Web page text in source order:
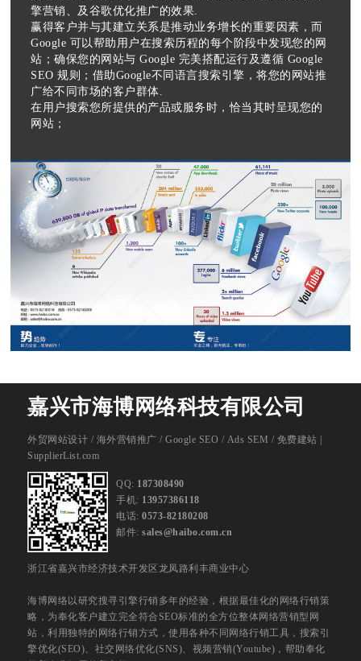
擎营销、及谷歌优化推广的效果.
赢得客户并与其建立关系是推动业务增长的重要因素，而
Google 可以帮助用户在搜索历程的每个阶段中发现您的网
站；确保您的网站与 Google 完美搭配运行及遵循 Google
SEO 规则；借助Google不同语言搜索引擎，将您的网站推
广给不同市场的客户群体.
在用户搜索您所提供的产品或服务时，恰当其时呈现您的
网站；
嘉兴市海博网络科技有限公司
外贸网站设计 / 海外营销推广 / Google SEO / Ads SEM / 免费建站 |
SupplierList.com
QQ: 187308490
手机: 13957386118
电话: 0573-82180208
邮件: sales@haibo.com.cn
浙江省嘉兴市经济技术开发区龙凤路利丰商业中心
海博网络以研究搜寻引擎行销多年的经验，根据最佳化的网络行销策
略，为奉化客户建立完全符合SEO标准的全方位整体网络营销型网
站，利用独特的网络行销方式，使用各种不同网络行销工具，搜索引
擎优化(SEO)、社交网络优化(SNS)、视频营销(Youtube)，帮助奉化